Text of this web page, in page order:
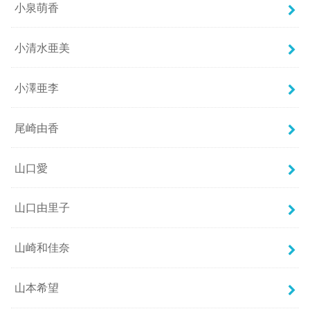
小泉萌香
小清水亜美
小澤亜李
尾崎由香
山口愛
山口由里子
山崎和佳奈
山本希望